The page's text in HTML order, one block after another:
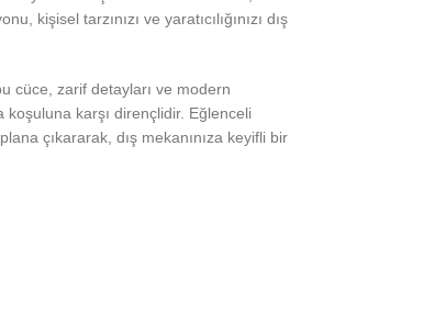
tarzınızı ve yaratıcılığınızı dış
cüce, zarif detayları ve modern
karşı dirençlidir. Eğlenceli
çıkararak, dış mekanınıza keyifli bir